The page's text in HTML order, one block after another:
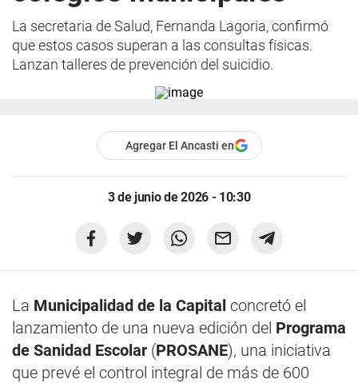
La secretaria de Salud, Fernanda Lagoria, confirmó
que estos casos superan a las consultas físicas.
Lanzan talleres de prevención del suicidio.
Agregar El Ancasti en
3 de junio de 2026 - 10:30
La Municipalidad de la Capital concretó el
lanzamiento de una nueva edición del Programa
de Sanidad Escolar (PROSANE), una iniciativa
que prevé el control integral de más de 600